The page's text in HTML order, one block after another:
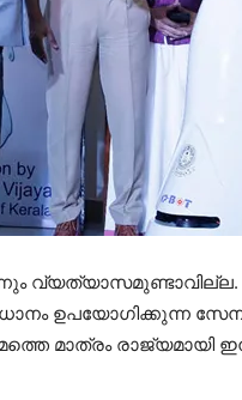
ഉപയോഗിക്കുന്ന
മാത്രം രാജ്യമായി